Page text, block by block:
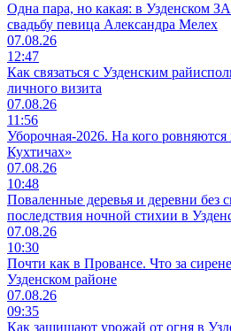
Одна пара, но какая: в Узденском
свадьбу певица Александра Мелех
07.08.26
12:47
Как связаться с Узденским
личного визита
07.08.26
11:56
Уборочная-2026. На кого
Кухтичах»
07.08.26
10:48
Поваленные деревья и деревни без
последствия ночной стихии в
07.08.26
10:30
Почти как в Провансе. Что за
Узденском районе
07.08.26
09:35
Как защищают урожай от огня в